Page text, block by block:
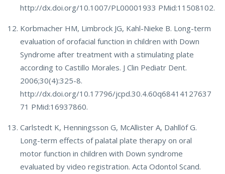
http://dx.doi.org/10.1007/PL00001933 PMid:11508102.
Korbmacher HM, Limbrock JG, Kahl-Nieke B. Long-term
evaluation of orofacial function in children with Down
Syndrome after treatment with a stimulating plate
according to Castillo Morales. J Clin Pediatr Dent.
2006;30(4):325-8.
http://dx.doi.org/10.17796/jcpd.30.4.60q68414127637
71 PMid:16937860.
Carlstedt K, Henningsson G, McAllister A, Dahllöf G.
Long-term effects of palatal plate therapy on oral
motor function in children with Down syndrome
evaluated by video registration. Acta Odontol Scand.